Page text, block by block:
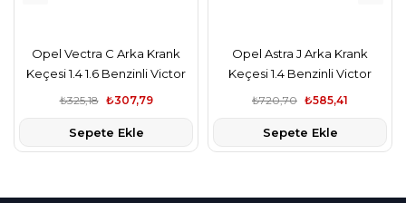
Opel Vectra C Arka Krank
Keçesi 1.4 1.6 Benzinli Victor
Reinz,
₺307,79
₺325,18
Sepete Ekle
Opel Astra J Arka Krank
Keçesi 1.4 Benzinli Victor
Reinz,₺585,41
₺720,70
Sepete Ekle